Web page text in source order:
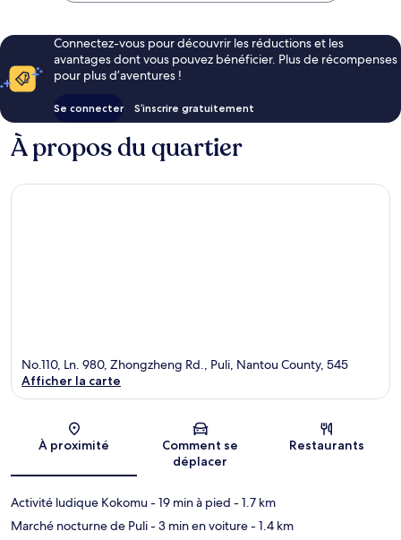
Connectez-vous pour découvrir les réductions et les
avantages dont vous pouvez bénéficier. Plus de récompenses
pour plus d’aventures !
Se connecter S’inscrire gratuitement
À propos du quartier
Carte
No.110, Ln. 980, Zhongzheng Rd., Puli, Nantou County, 545
Afficher la carte
À proximité
Comment se
déplacer
Restaurants
Activité ludique Kokomu- 19 min à pied - 1.7 km
Marché nocturne de Puli- 3 min en voiture- 1.4 km